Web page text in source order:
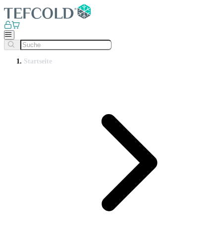
Startseite